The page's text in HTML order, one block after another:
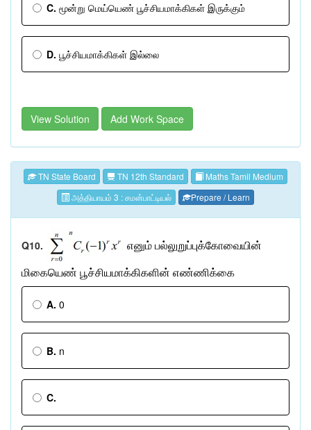
C. மூன்று மெய்யெண் பூச்சியமாக்கிகள் இருக்கும்
D. பூச்சியமாக்கிகள் இல்லை
View Solution Add Work Space
TN State Board TN 12th Standard
Maths Tamil Medium
அத்தியாயம் 3 : சமன்பாட்டியல்
Prepare / Learn
Q10. எனும் பல்லுறுப்புக்கோவையின்
மிகையெண் பூச்சியமாக்கிகளின் எண்ணிக்கை
A. 0
B. n
C.